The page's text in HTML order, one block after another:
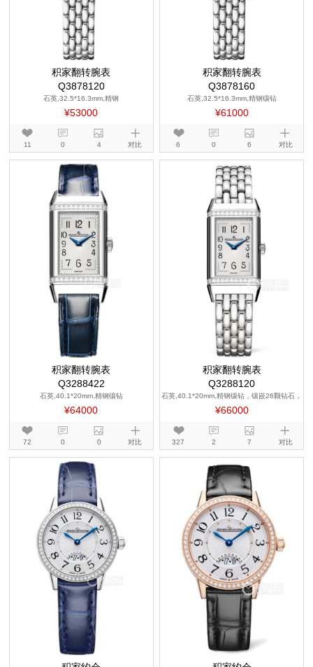
积家翻转腕表
Q3878120
石英,32.5*16.3mm,精钢
¥53000
11 0 4 对比
积家翻转腕表
Q3878160
石英,32.5*16.3mm,精钢镶钻
¥61000
6 0 6 对比
积家翻转腕表
Q3288422
石英,40.1*20mm,精钢镶钻
¥64000
72 0 0 对比
积家翻转腕表
Q3288120
石英,40.1*20mm,精钢镶钻，镶嵌26颗钻石，
重0.29克拉
¥66000
327 2 7 对比